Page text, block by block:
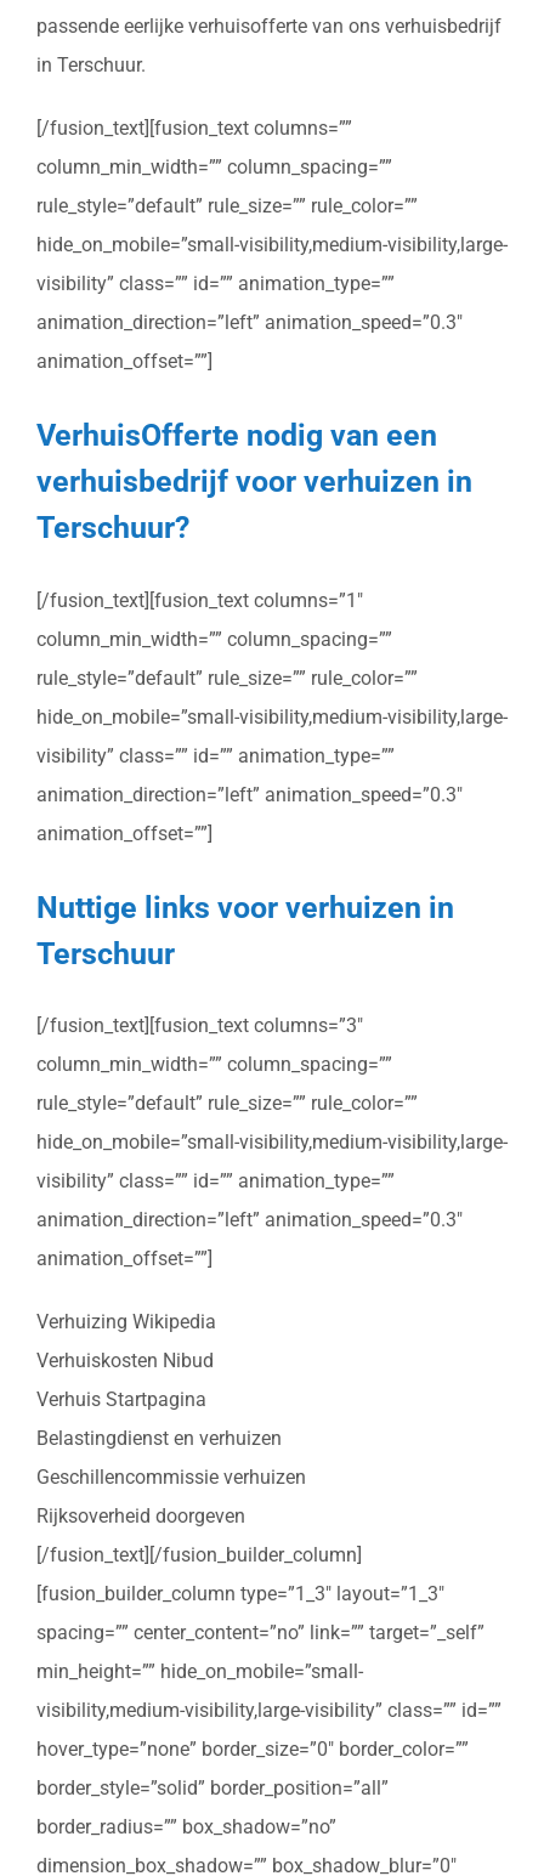
passende eerlijke verhuisofferte van ons verhuisbedrijf
in Terschuur.
[/fusion_text][fusion_text columns=””
column_min_width=”” column_spacing=””
rule_style=”default” rule_size=”” rule_color=””
hide_on_mobile=”small-visibility,medium-visibility,large-
visibility” class=”” id=”” animation_type=””
animation_direction=”left” animation_speed=”0.3″
animation_offset=””]
VerhuisOfferte nodig van een
verhuisbedrijf voor verhuizen in
Terschuur?
[/fusion_text][fusion_text columns=”1″
column_min_width=”” column_spacing=””
rule_style=”default” rule_size=”” rule_color=””
hide_on_mobile=”small-visibility,medium-visibility,large-
visibility” class=”” id=”” animation_type=””
animation_direction=”left” animation_speed=”0.3″
animation_offset=””]
Nuttige links voor verhuizen in
Terschuur
[/fusion_text][fusion_text columns=”3″
column_min_width=”” column_spacing=””
rule_style=”default” rule_size=”” rule_color=””
hide_on_mobile=”small-visibility,medium-visibility,large-
visibility” class=”” id=”” animation_type=””
animation_direction=”left” animation_speed=”0.3″
animation_offset=””]
Verhuizing Wikipedia
Verhuiskosten Nibud
Verhuis Startpagina
Belastingdienst en verhuizen
Geschillencommissie verhuizen
Rijksoverheid doorgeven
[/fusion_text][/fusion_builder_column]
[fusion_builder_column type=”1_3″ layout=”1_3″
spacing=”” center_content=”no” link=”” target=”_self”
min_height=”” hide_on_mobile=”small-
visibility,medium-visibility,large-visibility” class=”” id=””
hover_type=”none” border_size=”0″ border_color=””
border_style=”solid” border_position=”all”
border_radius=”” box_shadow=”no”
dimension_box_shadow=”” box_shadow_blur=”0″